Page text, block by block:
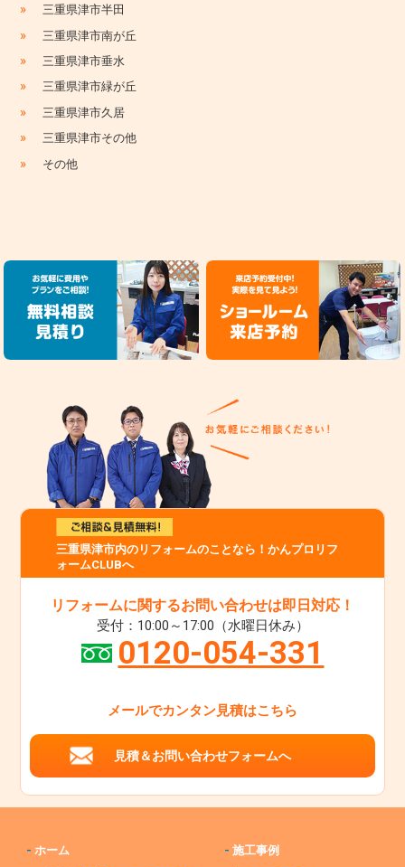
» 三重県津市半田
» 三重県津市南が丘
» 三重県津市垂水
» 三重県津市緑が丘
» 三重県津市久居
» 三重県津市その他
» その他
三重県津市内のリフォームのことなら！かんプロリフ
ォームCLUBへ
リフォームに関するお問い合わせは即日対応！
受付：10:00～17:00（水曜日休み）
0120-054-331
メールでカンタン見積はこちら
見積＆お問い合わせフォームへ
-ホーム -施工事例